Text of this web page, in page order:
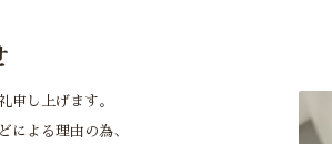
申し上げます。
による理由の為、